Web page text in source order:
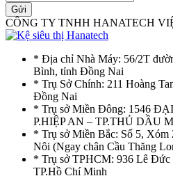
Gửi
CÔNG TY TNHH HANATECH
* Địa chỉ Nhà Máy: 56/2T
Bình, tỉnh Đồng Nai
* Trụ Sở Chính: 211 Hoàng
Đồng Nai
* Trụ sở Miền Đông: 1546
P.HIỆP AN – TP.THỦ DẦU
* Trụ sở Miền Bắc: Số 5,
Nôi (Ngay chân Cầu Thăng
* Trụ sở TPHCM: 936 Lê Đức
TP.Hồ Chí Minh